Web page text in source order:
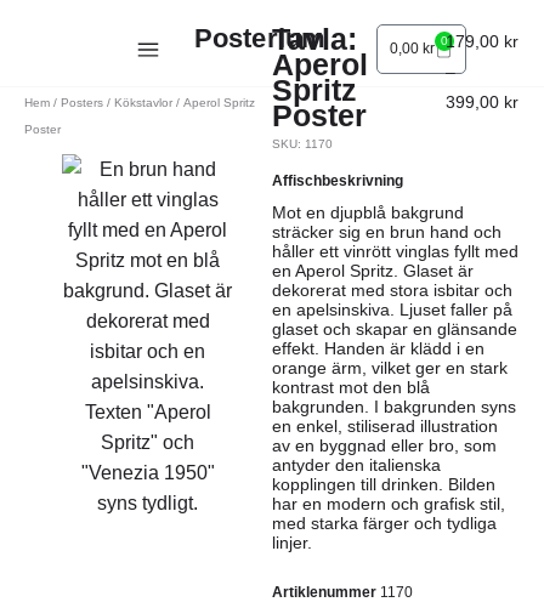
Posterium 0,00 kr 0
Hem / Posters / Kökstavlor / Aperol Spritz
Poster
Tavla:
Aperol
Spritz
Poster
179,00 kr
–
399,00 kr
SKU: 1170
Affischbeskrivning
Mot en djupblå bakgrund
sträcker sig en brun hand och
håller ett vinrött vinglas fyllt med
en Aperol Spritz. Glaset är
dekorerat med stora isbitar och
en apelsinskiva. Ljuset faller på
glaset och skapar en glänsande
effekt. Handen är klädd i en
orange ärm, vilket ger en stark
kontrast mot den blå
bakgrunden. I bakgrunden syns
en enkel, stiliserad illustration
av en byggnad eller bro, som
antyder den italienska
kopplingen till drinken. Bilden
har en modern och grafisk stil,
med starka färger och tydliga
linjer.
Artiklenummer 1170